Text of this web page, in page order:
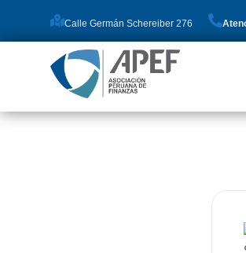
Calle Germán Schereiber 276